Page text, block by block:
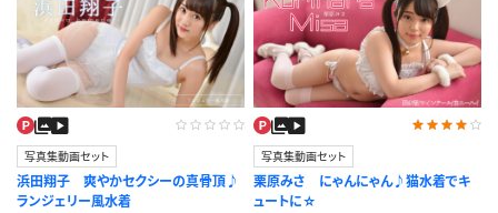
写真集動画セット
浜田翔子 爽やかセクシーの真骨頂♪
ランジェリー風水着
写真集動画セット
栗原みさ にゃんにゃん♪猫水着でキ
ュートに☆